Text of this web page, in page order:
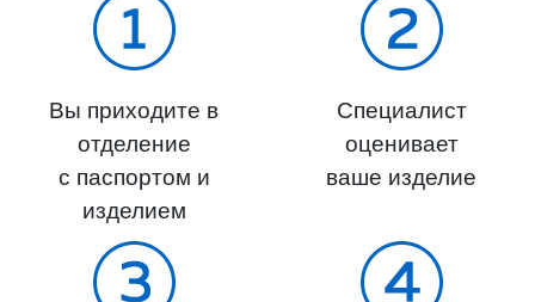
Вы приходите в
отделение
с паспортом и
изделием
Специалист
оценивает
ваше изделие